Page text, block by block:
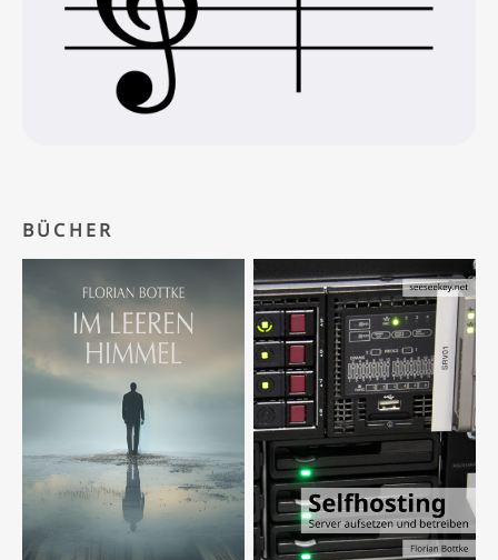
BÜCHER